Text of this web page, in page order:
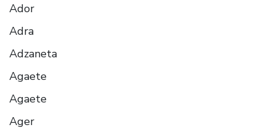
Ador
Adra
Adzaneta
Agaete
Agaete
Ager